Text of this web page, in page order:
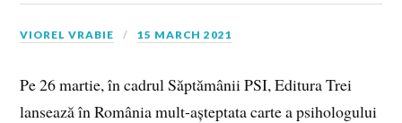
VIOREL VRABIE 15 MARCH 2021
Pe 26 martie, în cadrul Săptămânii PSI, Editura Trei
lansează în România mult-așteptata carte a psihologului